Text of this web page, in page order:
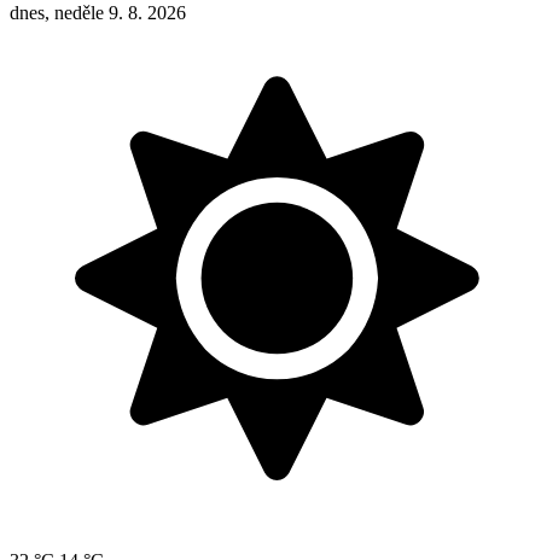
dnes, neděle 9. 8. 2026